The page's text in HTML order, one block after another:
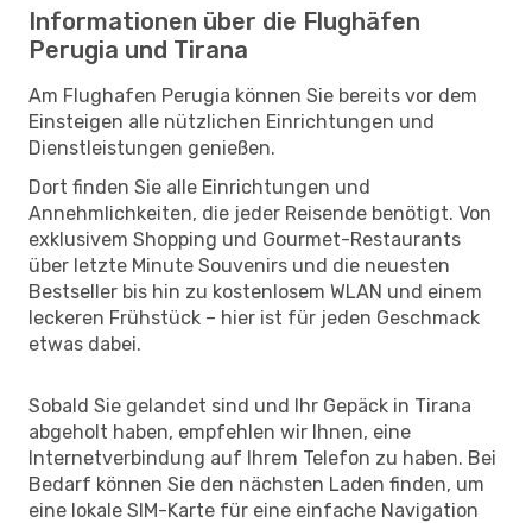
Informationen über die Flughäfen
Perugia und Tirana
Am Flughafen Perugia können Sie bereits vor dem
Einsteigen alle nützlichen Einrichtungen und
Dienstleistungen genießen.
Dort finden Sie alle Einrichtungen und
Annehmlichkeiten, die jeder Reisende benötigt. Von
exklusivem Shopping und Gourmet-Restaurants
über letzte Minute Souvenirs und die neuesten
Bestseller bis hin zu kostenlosem WLAN und einem
leckeren Frühstück – hier ist für jeden Geschmack
etwas dabei.
Sobald Sie gelandet sind und Ihr Gepäck in Tirana
abgeholt haben, empfehlen wir Ihnen, eine
Internetverbindung auf Ihrem Telefon zu haben. Bei
Bedarf können Sie den nächsten Laden finden, um
eine lokale SIM-Karte für eine einfache Navigation